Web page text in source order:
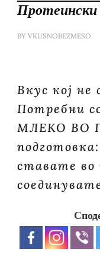
BY VKUSNOBEZMESO
Вкус кој не
Потребни
МЛЕКО ВО
ставате во